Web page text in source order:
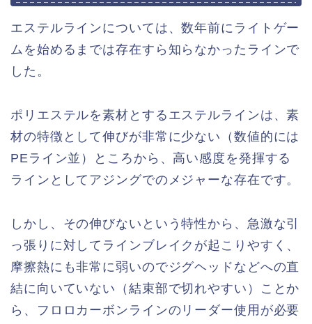
エステルラインについては、数年前にライトゲー
ムを始めるまでは存在すら知らなかったラインで
した。
ポリエステルを素材とするエステルラインは、素
材の特徴として伸びが非常に少ない（数値的には
PEライン並）ところから、高い感度を発揮する
ラインとしてアジングでのメジャーな存在です。
しかし、その伸びないという特性から、急激な引
っ張りに対してラインブレイクが起こりやすく、
摩擦熱にも非常に弱いのでジグヘッドなどへの直
結に向いていない（結束部で切れやすい）ことか
ら、フロロカーボンラインのリーダー使用が必要